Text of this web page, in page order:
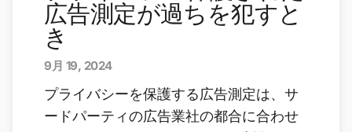
広告測定が過ちを犯すと
き
9月 19, 2024
プライバシーを保護する広告測定は、サ
ードパーティの広告業社の都合に合わせ